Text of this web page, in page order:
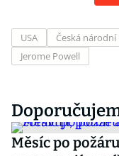
USA Česká národní
Jerome Powell
Měsíc po